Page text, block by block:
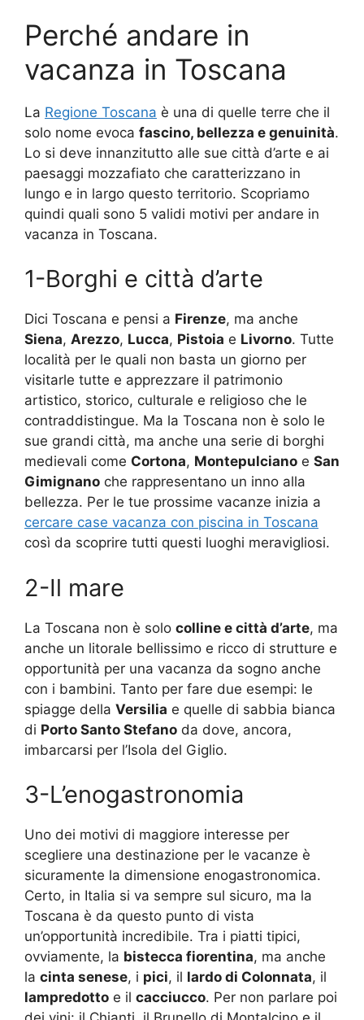
Perché andare in
vacanza in Toscana
La Regione Toscana è una di quelle terre che il
solo nome evoca fascino, bellezza e genuinità.
Lo si deve innanzitutto alle sue città d’arte e ai
paesaggi mozzafiato che caratterizzano in
lungo e in largo questo territorio. Scopriamo
quindi quali sono 5 validi motivi per andare in
vacanza in Toscana.
1-Borghi e città d’arte
Dici Toscana e pensi a Firenze, ma anche
Siena, Arezzo, Lucca, Pistoia e Livorno. Tutte
località per le quali non basta un giorno per
visitarle tutte e apprezzare il patrimonio
artistico, storico, culturale e religioso che le
contraddistingue. Ma la Toscana non è solo le
sue grandi città, ma anche una serie di borghi
medievali come Cortona, Montepulciano e San
Gimignano che rappresentano un inno alla
bellezza. Per le tue prossime vacanze inizia a
cercare case vacanza con piscina in Toscana
così da scoprire tutti questi luoghi meravigliosi.
2-Il mare
La Toscana non è solo colline e città d’arte, ma
anche un litorale bellissimo e ricco di strutture e
opportunità per una vacanza da sogno anche
con i bambini. Tanto per fare due esempi: le
spiagge della Versilia e quelle di sabbia bianca
di Porto Santo Stefano da dove, ancora,
imbarcarsi per l’Isola del Giglio.
3-L’enogastronomia
Uno dei motivi di maggiore interesse per
scegliere una destinazione per le vacanze è
sicuramente la dimensione enogastronomica.
Certo, in Italia si va sempre sul sicuro, ma la
Toscana è da questo punto di vista
un’opportunità incredibile. Tra i piatti tipici,
ovviamente, la bistecca fiorentina, ma anche
la cinta senese, i pici, il lardo di Colonnata, il
lampredotto e il cacciucco. Per non parlare poi